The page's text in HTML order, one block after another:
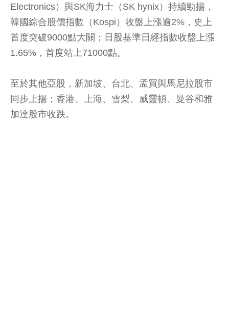
Electronics）與SK海力士（SK hynix）持續勁揚，
韓國綜合股價指數（Kospi）收盤上漲逾2%，史上
首度突破9000點大關；日股基準日經指數收盤上漲
1.65%，首度站上71000點。
至於其他亞股，新加坡、台北、孟買與馬尼拉股市
同步上揚；香港、上海、雪梨、威靈頓、曼谷和雅
加達股市收跌。